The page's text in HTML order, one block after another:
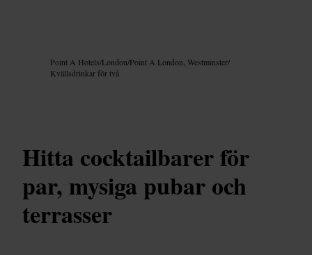
Point A Hotels/London/Point A London, Westminster/
Kvällsdrinkar för två
Hitta cocktailbarer för
par, mysiga pubar och
terrasser